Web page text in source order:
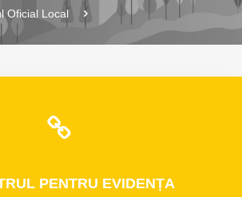
Oficial Local
PENTRU EVIDENȚA